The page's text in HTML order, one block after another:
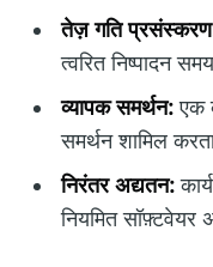
तेज़ गति
त्वरित निष्पादन
व्यापक समर्थन:एक
समर्थन शामिल
निरंतर अद्यतन:
नियमित सॉफ़्टवेयर